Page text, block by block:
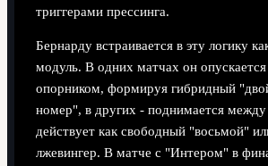
триггерами прессинга.
Бернарду встраивается в эту логику
модуль. В одних матчах он
опорником, формируя гибридный
номер", в других - поднимается
действует как свободный "восьмой"
лжевингер. В матче с "Интером" в